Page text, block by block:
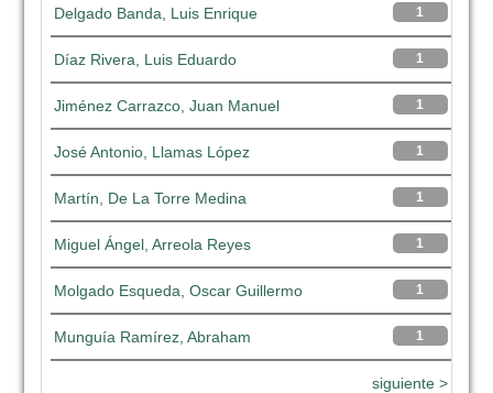
1
Delgado Banda, Luis Enrique
1
Díaz Rivera, Luis Eduardo
1
Jiménez Carrazco, Juan Manuel
1
José Antonio, Llamas López
1
Martín, De La Torre Medina
1
Miguel Ángel, Arreola Reyes
1
Molgado Esqueda, Oscar Guillermo
1
Munguía Ramírez, Abraham
siguiente >